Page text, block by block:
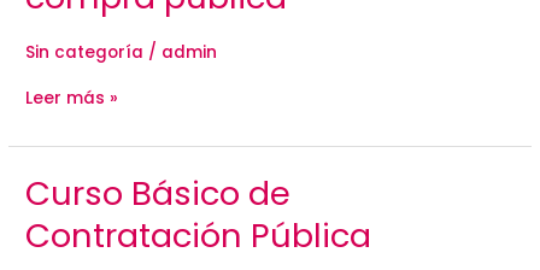
Sin categoría / admin
Nº
Integridad
ética
compra
Leer más »
Curso Básico de
Contratación Pública
Curso
Básico
de
Contratación